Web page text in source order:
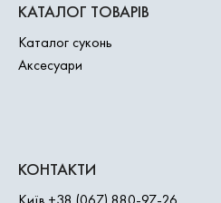
КАТАЛОГ ТОВАРІВ
Каталог суконь
Аксесуари
КОНТАКТИ